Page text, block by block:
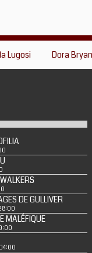
Lugosi Dora Bryan
DE GULLIVER
MALÉFIQUE